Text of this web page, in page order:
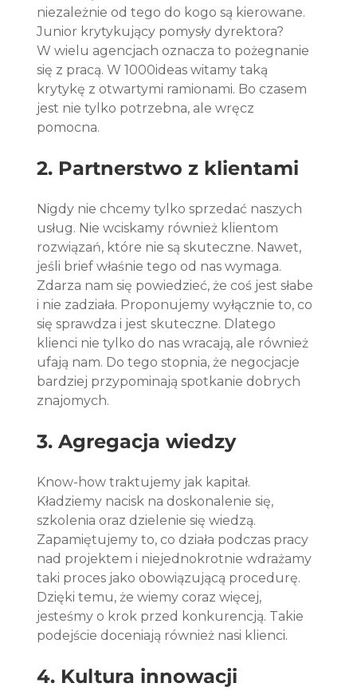
niezależnie od tego do kogo są kierowane.
Junior krytykujący pomysły dyrektora?
W wielu agencjach oznacza to pożegnanie
się z pracą. W 1000ideas witamy taką
krytykę z otwartymi ramionami. Bo czasem
jest nie tylko potrzebna, ale wręcz
pomocna.
2. Partnerstwo z klientami
Nigdy nie chcemy tylko sprzedać naszych
usług. Nie wciskamy również klientom
rozwiązań, które nie są skuteczne. Nawet,
jeśli brief właśnie tego od nas wymaga.
Zdarza nam się powiedzieć, że coś jest słabe
i nie zadziała. Proponujemy wyłącznie to, co
się sprawdza i jest skuteczne. Dlatego
klienci nie tylko do nas wracają, ale również
ufają nam. Do tego stopnia, że negocjacje
bardziej przypominają spotkanie dobrych
znajomych.
3. Agregacja wiedzy
Know-how traktujemy jak kapitał.
Kładziemy nacisk na doskonalenie się,
szkolenia oraz dzielenie się wiedzą.
Zapamiętujemy to, co działa podczas pracy
nad projektem i niejednokrotnie wdrażamy
taki proces jako obowiązującą procedurę.
Dzięki temu, że wiemy coraz więcej,
jesteśmy o krok przed konkurencją. Takie
podejście doceniają również nasi klienci.
4. Kultura innowacji